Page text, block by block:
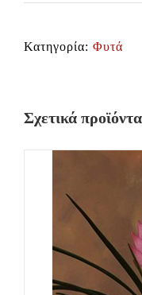
Κατηγορία: Φυτά
Σχετικά προϊόντα